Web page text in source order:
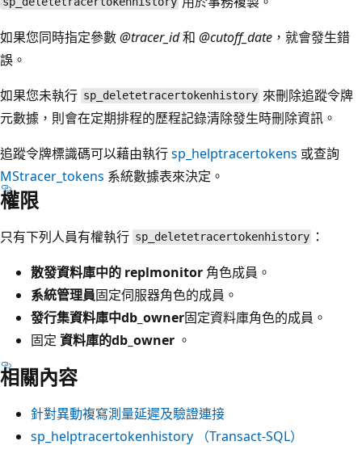
如果您同時指定參數@tracer_id和 @cutoff_date ，就會發生錯
誤。
如果您未執行 sp_deletetracertokenhistory 來刪除追蹤令牌
元數據，則會在定期排程的歷程記錄清除發生時刪除資訊。
追蹤令牌標識碼可以藉由執行sp_helptracertokens 或查詢
MStracer_tokens 系統數據表來決定。
權限
只有下列人員有權執行 sp_deletetracertokenhistory ：
散發資料庫中的 replmonitor 角色成員。
系統管理員固定伺服器角色的成員。
發行集資料庫中db_owner固定資料庫角色的成員。
固定 資料庫的db_owner 。
相關內容
針對異動複寫測量延遲及驗證連接
sp_helptracertokenhistory （Transact-SQL）